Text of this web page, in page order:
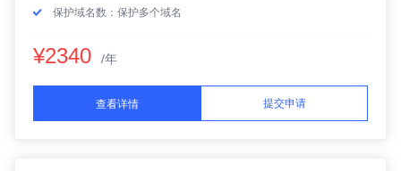
保护域名数：保护多个域名
¥2340 /年
查看详情 提交申请